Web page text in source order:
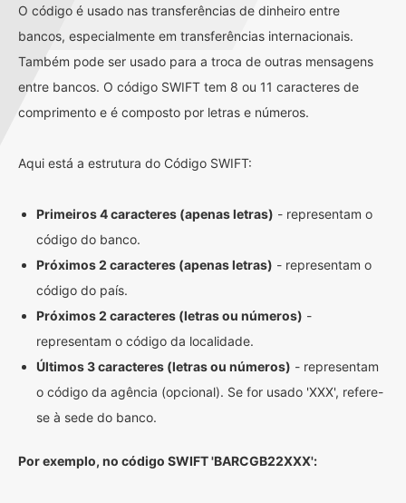
O código é usado nas transferências de dinheiro entre
bancos, especialmente em transferências internacionais.
Também pode ser usado para a troca de outras mensagens
entre bancos. O código SWIFT tem 8 ou 11 caracteres de
comprimento e é composto por letras e números.
Aqui está a estrutura do Código SWIFT:
Primeiros 4 caracteres (apenas letras) - representam o
código do banco.
Próximos 2 caracteres (apenas letras) - representam o
código do país.
Próximos 2 caracteres (letras ou números) -
representam o código da localidade.
Últimos 3 caracteres (letras ou números) - representam
o código da agência (opcional). Se for usado 'XXX', refere-
se à sede do banco.
Por exemplo, no código SWIFT 'BARCGB22XXX':